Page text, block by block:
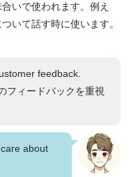
いで使われます。例え
いて話す時に使います。
feedback.
フィードバックを重視
about